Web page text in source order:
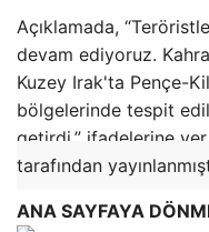
Açıklamada,
devam ediyoruz.
Kuzey Irak'ta Pençe-
bölgelerinde tespit
getirdi.” ifadelerine
tarafından
ANA SAYFAYA